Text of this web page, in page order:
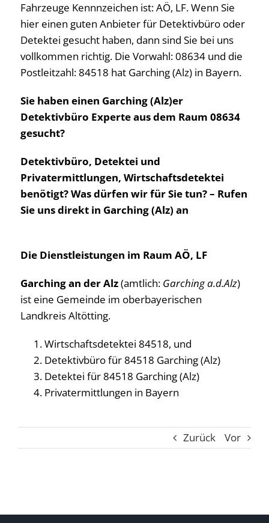
Fahrzeuge Kennnzeichen ist: AÖ, LF. Wenn Sie
hier einen guten Anbieter für Detektivbüro oder
Detektei gesucht haben, dann sind Sie bei uns
vollkommen richtig. Die Vorwahl: 08634 und die
Postleitzahl: 84518 hat Garching (Alz) in Bayern.
Sie haben einen Garching (Alz)er
Detektivbüro Experte aus dem Raum 08634
gesucht?
Detektivbüro, Detektei und
Privatermittlungen, Wirtschaftsdetektei
benötigt? Was dürfen wir für Sie tun? – Rufen
Sie uns direkt in Garching (Alz) an
Die Dienstleistungen im Raum AÖ, LF
Garching an der Alz(amtlich: Garching a.d.Alz)
ist eine Gemeinde im oberbayerischen
Landkreis Altötting.
Wirtschaftsdetektei 84518, und
Detektivbüro für 84518 Garching (Alz)
Detektei für 84518 Garching (Alz)
Privatermittlungen in Bayern
Zurück Vor